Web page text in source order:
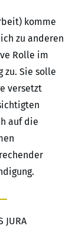
komme
zu anderen
Rolle im
Sie solle
versetzt
auf die
JURA